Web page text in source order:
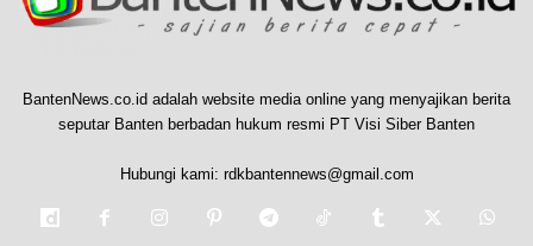
BantenNews.co.id adalah website media online yang menyajikan berita
seputar Banten berbadan hukum resmi PT Visi Siber Banten
Hubungi kami: rdkbantennews@gmail.com